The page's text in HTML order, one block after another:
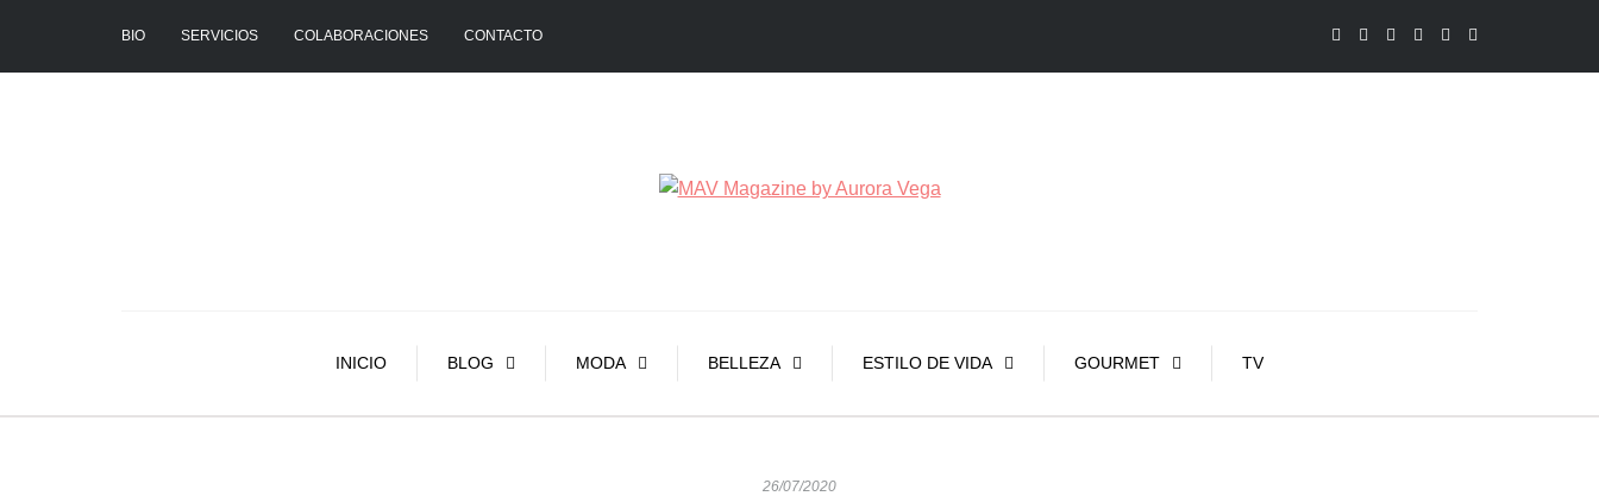
BIO SERVICIOS COLABORACIONES CONTACTO
INICIO BLOG MODA BELLEZA ESTILO DE VIDA GOURMET TV
26/07/2020